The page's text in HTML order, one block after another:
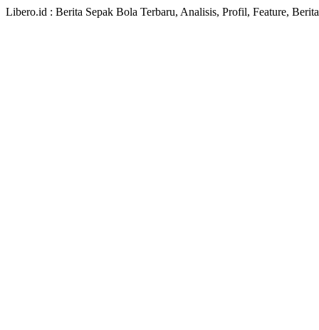
Libero.id : Berita Sepak Bola Terbaru, Analisis, Profil, Feature,